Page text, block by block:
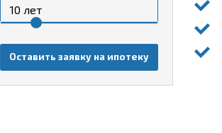
Оставить заявку на ипотеку